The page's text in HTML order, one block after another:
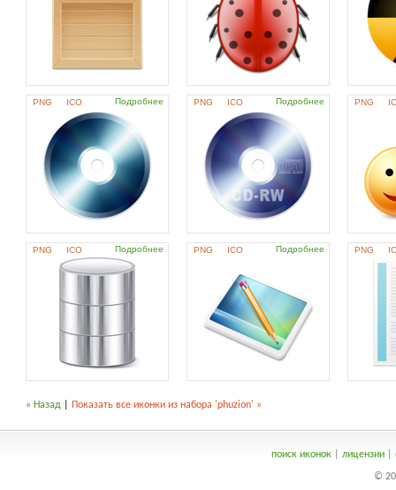
PNG ICO Подробнее PNG ICO Подробнее PNG
PNG ICO Подробнее PNG ICO Подробнее PNG
« Назад Показать все иконки из набора 'phuzion' »
поиск иконок| лицензии|
©